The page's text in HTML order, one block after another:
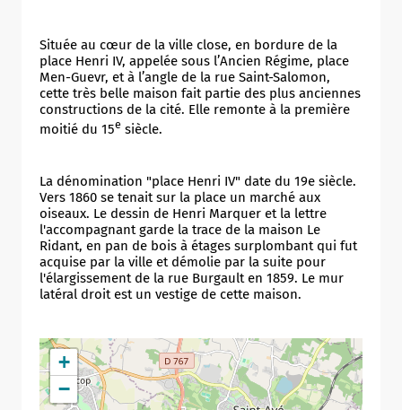
Située au cœur de la ville close, en bordure de la
place Henri IV, appelée sous l’Ancien Régime, place
Men-Guevr, et à l’angle de la rue Saint-Salomon,
cette très belle maison fait partie des plus anciennes
constructions de la cité. Elle remonte à la première
moitié du 15e siècle.
La dénomination "place Henri IV" date du 19e siècle.
Vers 1860 se tenait sur la place un marché aux
oiseaux. Le dessin de Henri Marquer et la lettre
l'accompagnant garde la trace de la maison Le
Ridant, en pan de bois à étages surplombant qui fut
acquise par la ville et démolie par la suite pour
l'élargissement de la rue Burgault en 1859. Le mur
latéral droit est un vestige de cette maison.
+
−
ShareThis is disabled. Allow